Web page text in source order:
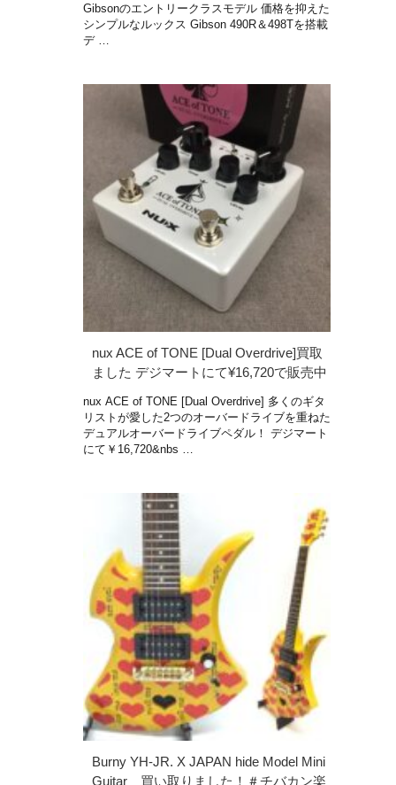
Gibsonのエントリークラスモデル 価格を抑えた
シンプルなルックス Gibson 490R＆498Tを搭載
デ …
nux ACE of TONE [Dual Overdrive]買取
ました デジマートにて¥16,720で販売中
nux ACE of TONE [Dual Overdrive] 多くのギタ
リストが愛した2つのオーバードライブを重ねた
デュアルオーバードライブペダル！ デジマート
にて￥16,720&nbs …
Burny YH-JR. X JAPAN hide Model Mini
Guitar 買い取りました！＃チバカン楽